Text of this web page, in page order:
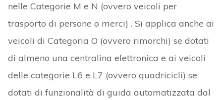
nelle Categorie M e N (ovvero veicoli per
trasporto di persone o merci) . Si applica anche ai
veicoli di Categoria O (ovvero rimorchi) se dotati
di almeno una centralina elettronica e ai veicoli
delle categorie L6 e L7 (ovvero quadricicli) se
dotati di funzionalità di guida automatizzata dal